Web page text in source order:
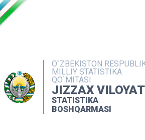
O`ZBEKISTON
MILLIY STATISTIKA
QO`MITASI
JIZZAX
STATISTIKA
BOSHQARMASI
NASHRLAR
INTERAKTIV
MATBUOT XIZMATI